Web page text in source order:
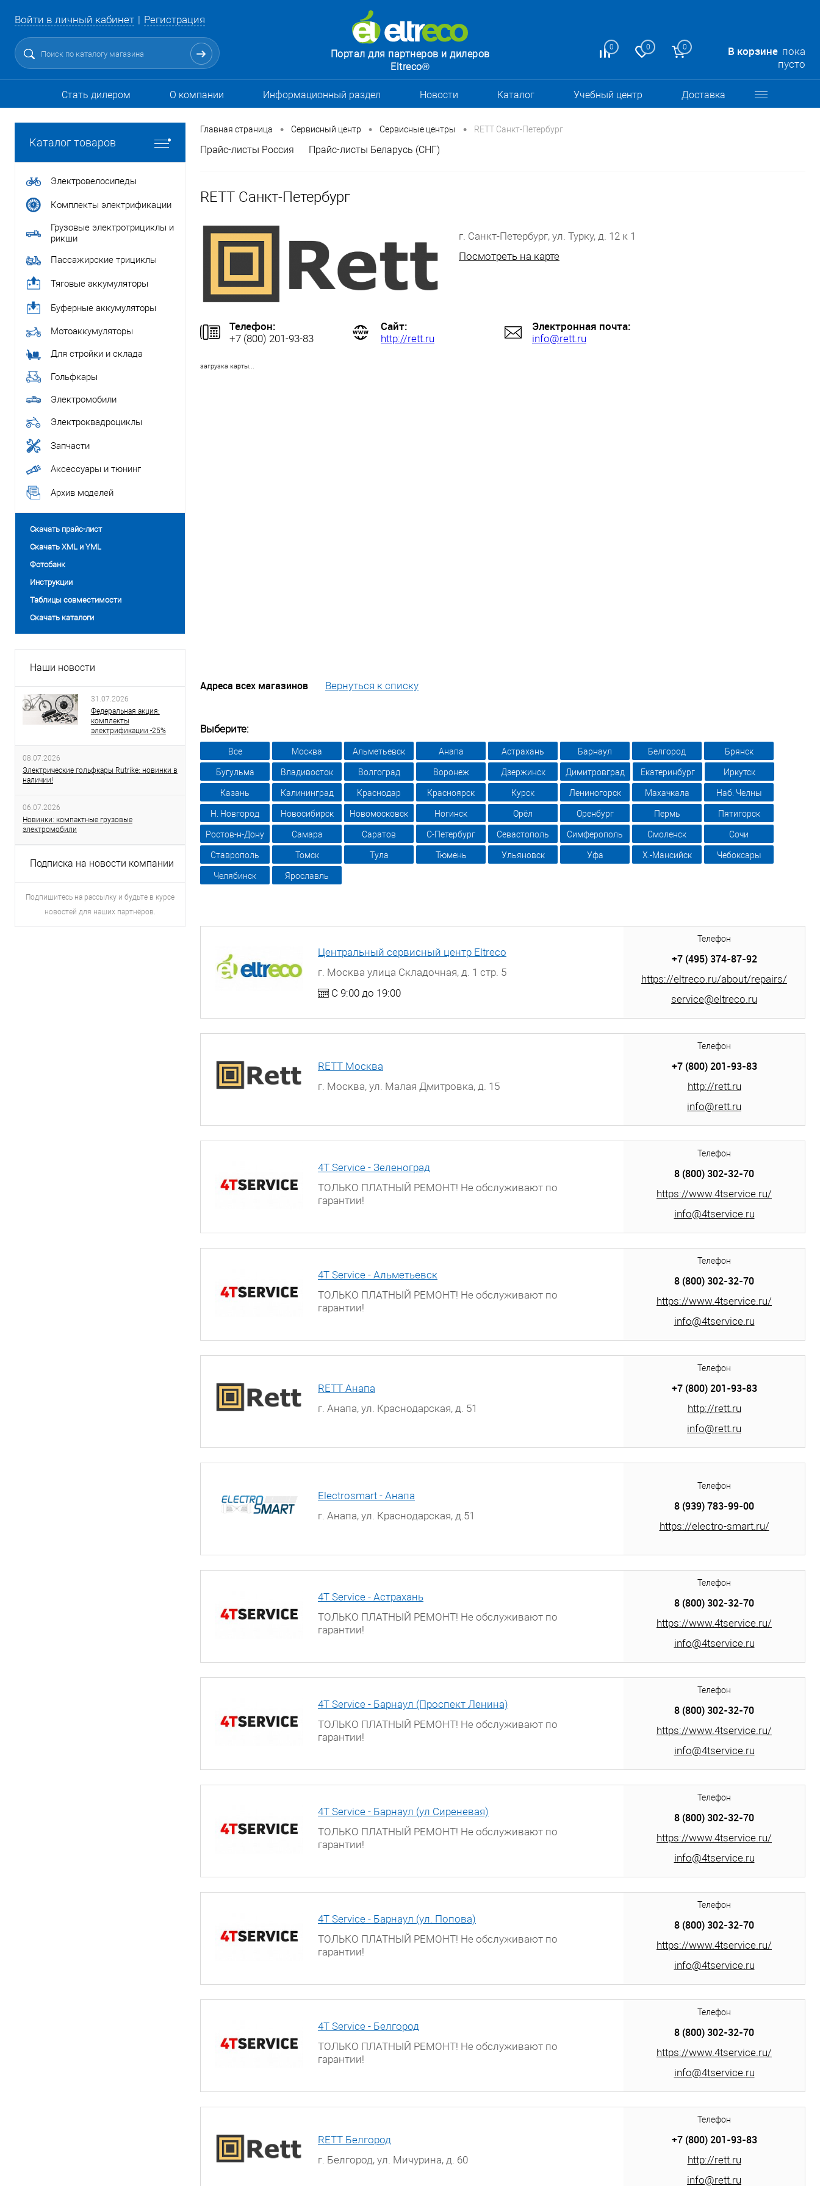
Войти в личный кабинет Регистрация
0 0 0 В корзине пока
пусто
Портал для партнеров и дилеров
Eltreco®
Стать дилером О компании Информационный раздел Новости Каталог Учебный центр Доставка
Каталог товаров
Электровелосипеды
Комплекты электрификации
Грузовые электротрициклы и
рикши
Пассажирские трициклы
Тяговые аккумуляторы
Буферные аккумуляторы
Мотоаккумуляторы
Для стройки и склада
Гольфкары
Электромобили
Электроквадроциклы
Запчасти
Аксессуары и тюнинг
Архив моделей
Скачать прайс-лист
Скачать XML и YML
Фотобанк
Инструкции
Таблицы совместимости
Скачать каталоги
Наши новости
31.07.2026
Федеральная акция:
комплекты
электрификации -25%
08.07.2026
Электрические гольфкары Rutrike: новинки в
наличии!
06.07.2026
Новинки: компактные грузовые
электромобили
Подписка на новости компании
Подпишитесь на рассылку и будьте в курсе
новостей для наших партнёров.
Главная страница • Сервисный центр • Сервисные центры • RETT Санкт-Петербург
Прайс-листы Россия Прайс-листы Беларусь (СНГ)
RETT Санкт-Петербург
г. Санкт-Петербург, ул. Турку, д. 12 к 1
Посмотреть на карте
Телефон:
+7 (800) 201-93-83
Сайт:
http://rett.ru
Электронная почта:
info@rett.ru
загрузка карты...
Адреса всех магазинов Вернуться к списку
Выберите:
Все Москва Альметьевск Анапа Астрахань Барнаул Белгород Брянск
Бугульма Владивосток Волгоград Воронеж Дзержинск Димитровград Екатеринбург Иркутск
Казань Калининград Краснодар Красноярск Курск Лениногорск Махачкала Наб. Челны
Н. Новгород Новосибирск Новомосковск Ногинск Орёл Оренбург Пермь Пятигорск
Ростов-н-Дону Самара Саратов С-Петербург Севастополь Симферополь Смоленск Сочи
Ставрополь Томск Тула Тюмень Ульяновск Уфа Х.-Мансийск Чебоксары
Челябинск Ярославль
Центральный сервисный центр Eltreco
г. Москва улица Складочная, д. 1 стр. 5
С 9:00 до 19:00
Телефон
+7 (495) 374-87-92
https://eltreco.ru/about/repairs/
service@eltreco.ru
RETT Москва
г. Москва, ул. Малая Дмитровка, д. 15
Телефон
+7 (800) 201-93-83
http://rett.ru
info@rett.ru
4T Service - Зеленоград
ТОЛЬКО ПЛАТНЫЙ РЕМОНТ! Не обслуживают по
гарантии!
Телефон
8 (800) 302-32-70
https://www.4tservice.ru/
info@4tservice.ru
4T Service - Альметьевск
ТОЛЬКО ПЛАТНЫЙ РЕМОНТ! Не обслуживают по
гарантии!
Телефон
8 (800) 302-32-70
https://www.4tservice.ru/
info@4tservice.ru
RETT Анапа
г. Анапа, ул. Краснодарская, д. 51
Телефон
+7 (800) 201-93-83
http://rett.ru
info@rett.ru
Electrosmart - Анапа
г. Анапа, ул. Краснодарская, д.51
Телефон
8 (939) 783-99-00
https://electro-smart.ru/
4T Service - Астрахань
ТОЛЬКО ПЛАТНЫЙ РЕМОНТ! Не обслуживают по
гарантии!
Телефон
8 (800) 302-32-70
https://www.4tservice.ru/
info@4tservice.ru
4T Service - Барнаул (Проспект Ленина)
ТОЛЬКО ПЛАТНЫЙ РЕМОНТ! Не обслуживают по
гарантии!
Телефон
8 (800) 302-32-70
https://www.4tservice.ru/
info@4tservice.ru
4T Service - Барнаул (ул Сиреневая)
ТОЛЬКО ПЛАТНЫЙ РЕМОНТ! Не обслуживают по
гарантии!
Телефон
8 (800) 302-32-70
https://www.4tservice.ru/
info@4tservice.ru
4T Service - Барнаул (ул. Попова)
ТОЛЬКО ПЛАТНЫЙ РЕМОНТ! Не обслуживают по
гарантии!
Телефон
8 (800) 302-32-70
https://www.4tservice.ru/
info@4tservice.ru
4T Service - Белгород
ТОЛЬКО ПЛАТНЫЙ РЕМОНТ! Не обслуживают по
гарантии!
Телефон
8 (800) 302-32-70
https://www.4tservice.ru/
info@4tservice.ru
RETT Белгород
г. Белгород, ул. Мичурина, д. 60
Телефон
+7 (800) 201-93-83
http://rett.ru
info@rett.ru